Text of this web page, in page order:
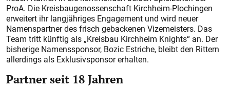
ProA. Die Kreisbaugenossenschaft Kirchheim-Plochingen
erweitert ihr langjähriges Engagement und wird neuer
Namenspartner des frisch gebackenen Vizemeisters. Das
Team tritt künftig als „Kreisbau Kirchheim Knights“ an. Der
bisherige Namenssponsor, Bozic Estriche, bleibt den Rittern
allerdings als Exklusivsponsor erhalten.
Partner seit 18 Jahren